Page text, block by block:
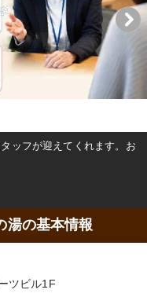
ッフが迎えてくれます。お
湯の基本情報
ツビル1F